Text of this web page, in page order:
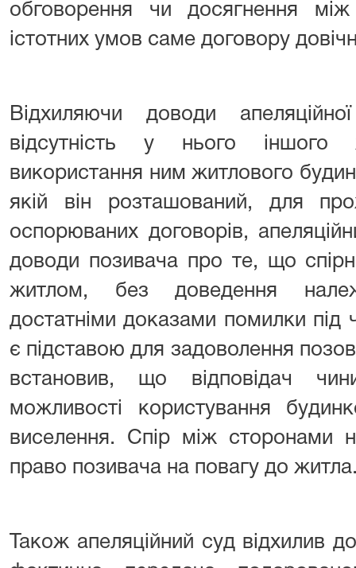
обговорення чи досягнення
істотних умов саме договору
Відхиляючи доводи
відсутність у нього
використання ним житлового
якій він розташований, для
оспорюваних договорів,
доводи позивача про те, що
житлом, без доведення
достатніми доказами помилки під
є підставою для задоволення
встановив, що відповідач
можливості користування
виселення. Спір між сторонами
право позивача на повагу до
Також апеляційний суд